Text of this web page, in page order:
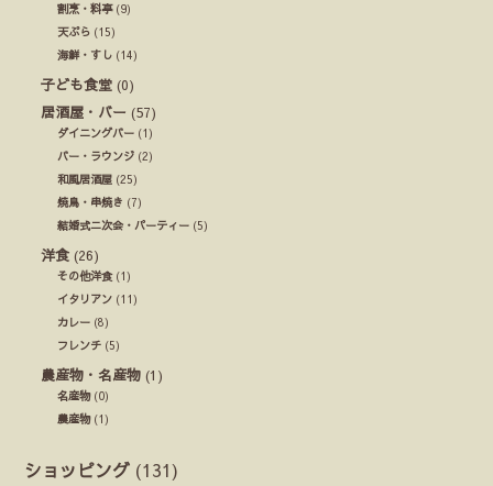
割烹・料亭(9)
天ぷら (15)
海鮮・すし (14)
子ども食堂 (0)
居酒屋・バー (57)
ダイニングバー (1)
バー・ラウンジ (2)
和風居酒屋 (25)
焼鳥・串焼き (7)
結婚式ニ次会・パーティー (5)
洋食 (26)
その他洋食(1)
イタリアン (11)
カレー (8)
フレンチ (5)
農産物・名産物 (1)
名産物(0)
農産物(1)
ショッピング (131)